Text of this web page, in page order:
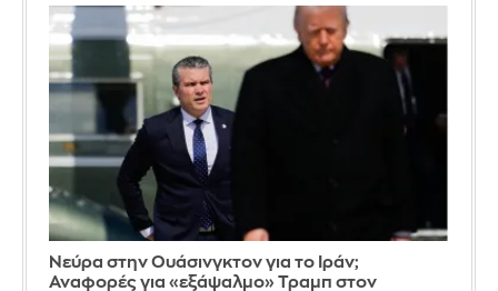
Νεύρα στην Ουάσινγκτον για το Ιράν;
Αναφορές για «εξάψαλμο» Τραμπ στον